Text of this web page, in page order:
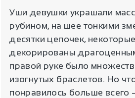
Уши девушки украшали
рубином, на шее тонкими
десятки цепочек,
декорированы
правой руке было
изогнутых браслетов. Но
понравилось больше всего